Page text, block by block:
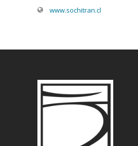
www.sochitran.cl